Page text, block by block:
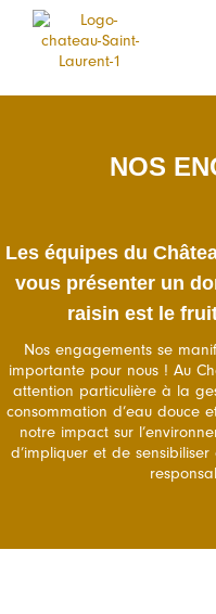
NOS
Les équipes du
vous présenter un
raisin est le
Nos engagements se
importante pour nous ! Au
attention particulière à la
consommation d’eau douce
notre impact sur
d’impliquer et de
Panneau de gestion des